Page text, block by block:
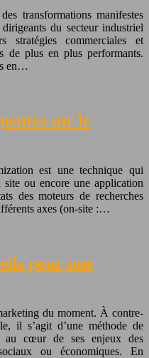
transformations manifestes
du secteur industriel
stratégies commerciales et
de plus en plus performants.
en…
sur le
est une technique qui
ou encore une application
des moteurs de recherches
axes (on-site :…
pour une
du moment. À contre-
il s’agit d’une méthode de
au cœur de ses enjeux des
ou économiques. En